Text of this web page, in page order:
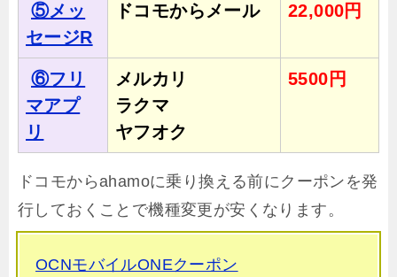
⑤メッ
セージR
ドコモからメール 22,000円
⑥フリ
マアプ
リ
メルカリ
ラクマ
ヤフオク
5500円
ドコモからahamoに乗り換える前にクーポンを発
行しておくことで機種変更が安くなります。
OCNモバイルONEクーポン